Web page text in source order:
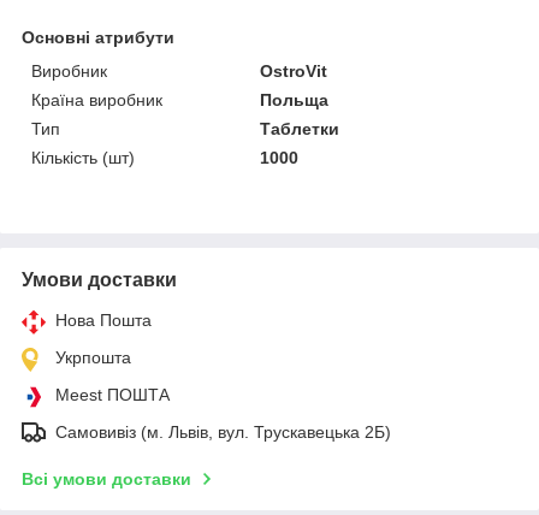
Основні атрибути
Виробник
OstroVit
Країна виробник
Польща
Тип
Таблетки
Кількість (шт)
1000
Умови доставки
Нова Пошта
Укрпошта
Meest ПОШТА
Самовивіз (м. Львів, вул. Трускавецька 2Б)
Всі умови доставки